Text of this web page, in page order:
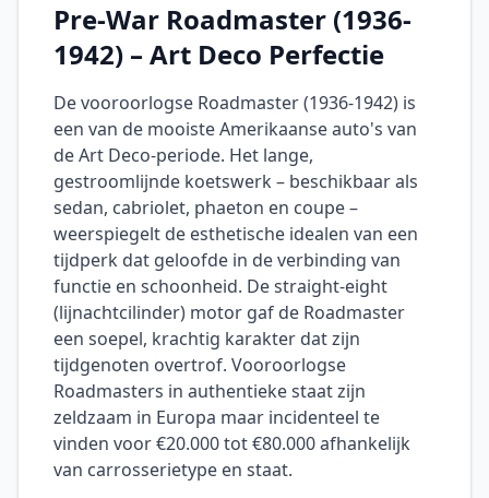
Pre-War Roadmaster (1936-
1942) – Art Deco Perfectie
De vooroorlogse Roadmaster (1936-1942) is
een van de mooiste Amerikaanse auto's van
de Art Deco-periode. Het lange,
gestroomlijnde koetswerk – beschikbaar als
sedan, cabriolet, phaeton en coupe –
weerspiegelt de esthetische idealen van een
tijdperk dat geloofde in de verbinding van
functie en schoonheid. De straight-eight
(lijnachtcilinder) motor gaf de Roadmaster
een soepel, krachtig karakter dat zijn
tijdgenoten overtrof. Vooroorlogse
Roadmasters in authentieke staat zijn
zeldzaam in Europa maar incidenteel te
vinden voor €20.000 tot €80.000 afhankelijk
van carrosserietype en staat.